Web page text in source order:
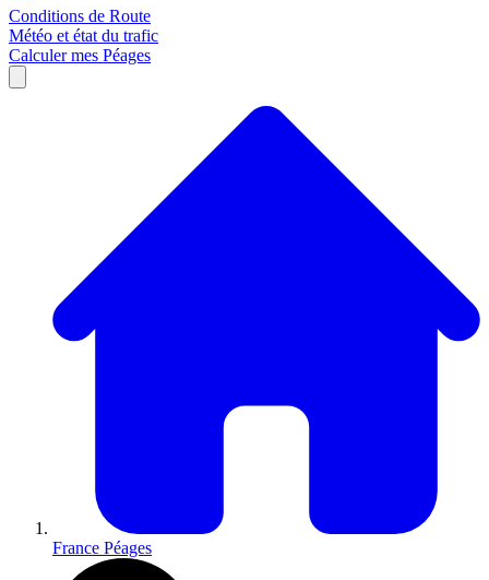
Conditions de Route
Météo et état du trafic
Calculer mes Péages
France Péages